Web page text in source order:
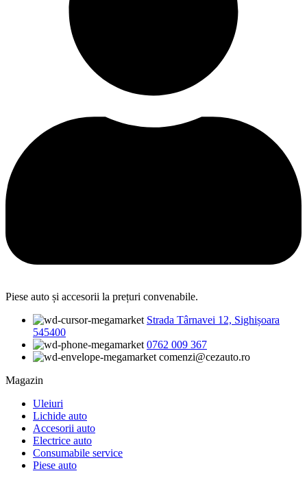
Piese auto și accesorii la prețuri convenabile.
Strada Târnavei 12, Sighișoara
545400
0762 009 367
comenzi@cezauto.ro
Magazin
Uleiuri
Lichide auto
Accesorii auto
Electrice auto
Consumabile service
Piese auto